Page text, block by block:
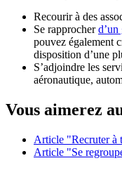
Recourir à des
Se rapprocherd’un
pouvez également
disposition d’une
S’adjoindre les
aéronautique,
Vous aimerez
Article "Recruter à
Article "Se